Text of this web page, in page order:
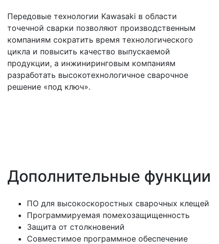
Передовые технологии Kawasaki в области
точечной сварки позволяют производственным
компаниям сократить время технологического
цикла и повысить качество выпускаемой
продукции, а инжиниринговым компаниям
разработать высокотехнологичное сварочное
решение «под ключ».
Дополнительные функции
ПО для высокоскоростных сварочных клещей
Программируемая помехозащищенность
Защита от столкновений
Совместимое программное обеспечение